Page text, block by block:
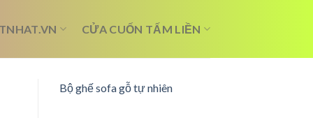
CỬA CUỐN TẤM LIỀN
Bộ ghế sofa gỗ tự nhiên